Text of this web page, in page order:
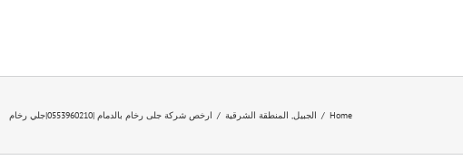
Home
/ الجبيل, المنطقة الشرقية / ارخص شركة جلى رخام بالدمام |0553960210|جلي رخام